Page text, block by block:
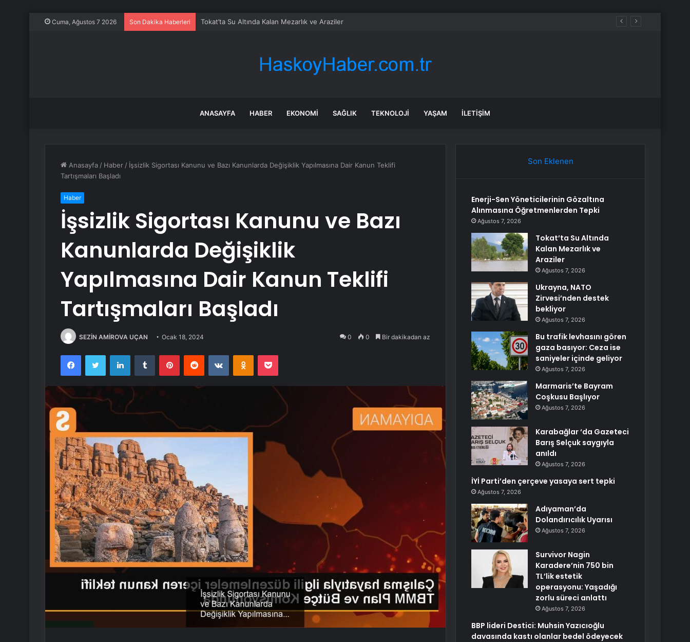
Cuma, Ağustos 7 2026 Son Dakika Haberleri Tokat’ta Su Altında Kalan Mezarlık ve Araziler
ANASAYFA HABER EKONOMI SAĞLIK TEKNOLOJI YAŞAM İLETIŞIM
Anasayfa / Haber / İşsizlik Sigortası Kanunu ve Bazı Kanunlarda Değişiklik Yapılmasına Dair Kanun Teklifi
Tartışmaları Başladı
Haber
İşsizlik Sigortası Kanunu ve Bazı
Kanunlarda Değişiklik
Yapılmasına Dair Kanun Teklifi
Tartışmaları Başladı
SEZİN AMİROVA UÇAN Ocak 18, 2024 0 0 Bir dakikadan az
FacebookTwitter LinkedInTumblr PinterestReddit VKontakteOdnoklassniki
Pocket
Son Eklenen
Enerji-Sen Yöneticilerinin Gözaltına
Alınmasına Öğretmenlerden Tepki
Ağustos 7, 2026
Tokat’ta Su Altında
Kalan Mezarlık ve
Araziler
Ağustos 7, 2026
Ukrayna, NATO
Zirvesi’nden destek
bekliyor
Ağustos 7, 2026
Bu trafik levhasını gören
gaza basıyor: Ceza ise
saniyeler içinde geliyor
Ağustos 7, 2026
Marmaris’te Bayram
Coşkusu Başlıyor
Ağustos 7, 2026
Karabağlar ‘da Gazeteci
Barış Selçuk saygıyla
anıldı
Ağustos 7, 2026
İYİ Parti’den çerçeve yasaya sert tepki
Ağustos 7, 2026
Adıyaman’da
Dolandırıcılık Uyarısı
Ağustos 7, 2026
Survivor Nagin
Karadere’nin 750 bin
TL’lik estetik
operasyonu: Yaşadığı
zorlu süreci anlattı
Ağustos 7, 2026
BBP lideri Destici: Muhsin Yazıcıoğlu
davasında kastı olanlar bedel ödeyecek